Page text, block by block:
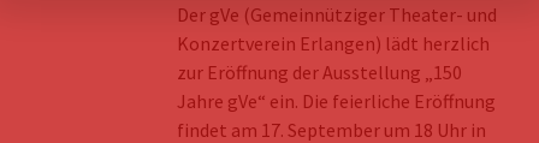
Der gVe (Gemeinnütziger Theater- und
Konzertverein Erlangen) lädt herzlich
zur Eröffnung der Ausstellung „150
Jahre gVe“ ein. Die feierliche Eröffnung
findet am 17. September um 18 Uhr in